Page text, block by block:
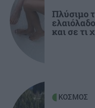
Πανεπιστημίου
παραμένουν
Πλύσιμο
και σε τι
ΚΟΣΜΟΣ